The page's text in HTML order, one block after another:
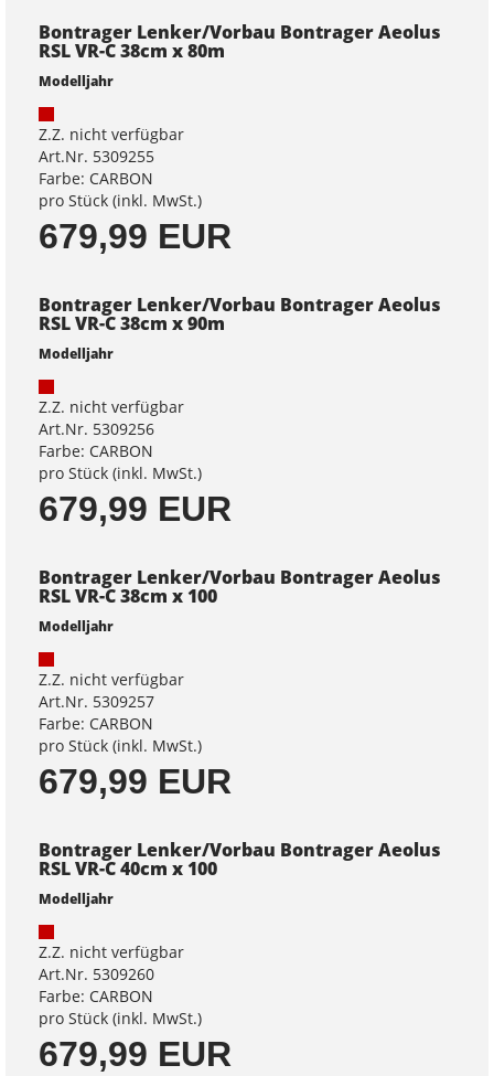
Bontrager Lenker/Vorbau Bontrager Aeolus
RSL VR-C 38cm x 80m
Modelljahr
Z.Z. nicht verfügbar
Art.Nr. 5309255
Farbe: CARBON
pro Stück (inkl. MwSt.)
679,99 EUR
Bontrager Lenker/Vorbau Bontrager Aeolus
RSL VR-C 38cm x 90m
Modelljahr
Z.Z. nicht verfügbar
Art.Nr. 5309256
Farbe: CARBON
pro Stück (inkl. MwSt.)
679,99 EUR
Bontrager Lenker/Vorbau Bontrager Aeolus
RSL VR-C 38cm x 100
Modelljahr
Z.Z. nicht verfügbar
Art.Nr. 5309257
Farbe: CARBON
pro Stück (inkl. MwSt.)
679,99 EUR
Bontrager Lenker/Vorbau Bontrager Aeolus
RSL VR-C 40cm x 100
Modelljahr
Z.Z. nicht verfügbar
Art.Nr. 5309260
Farbe: CARBON
pro Stück (inkl. MwSt.)
679,99 EUR